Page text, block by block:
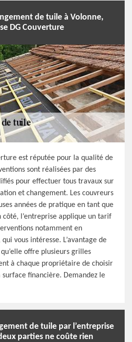
de tuile à Volonne,
DG Couverture
est réputée pour la qualité de
sont réalisées par des
pour effectuer tous travaux sur
et changement. Les couvreurs
années de pratique en tant que
côté, l’entreprise applique un tarif
notamment en
vous intéresse. L’avantage de
offre plusieurs grilles
à chaque propriétaire de choisir
financière. Demandez le
de tuile par l’entreprise
parties ne coûte rien